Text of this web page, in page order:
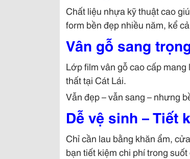
Chất liệu nhựa kỹ thuật cao
form bền đẹp nhiều năm, kể
Vân gỗ sang
Lớp film vân gỗ cao cấp
thất tại Cát Lái.
Vẫn đẹp – vẫn sang – nhưng
Dễ vệ sinh – Tiết
Chỉ cần lau bằng khăn ẩm,
bạn tiết kiệm chi phí trong